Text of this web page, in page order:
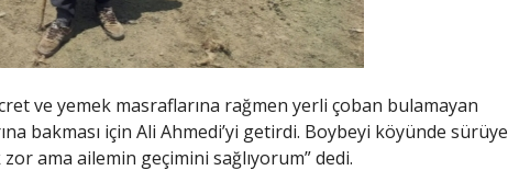
ve yemek masraflarına rağmen yerli çoban bulamayan
bakması için Ali Ahmedi’yi getirdi. Boybeyi köyünde sürüye
ama ailemin geçimini sağlıyorum” dedi.